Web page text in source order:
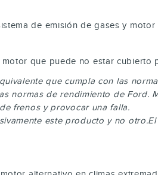
de emisión de gases y
que puede no estar cubierto
que cumpla con las
normas de rendimiento de Ford.
frenos y provocar una falla.
este producto y no